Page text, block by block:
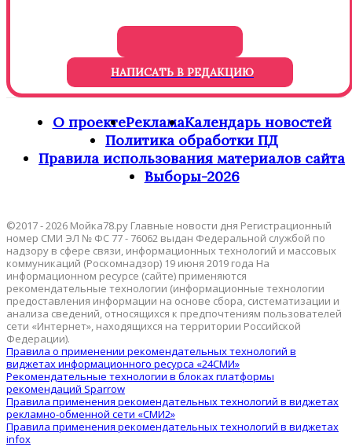
НАПИСАТЬ В РЕДАКЦИЮ
О проектеРекламаКалендарь новостей
Политика обработки ПД
Правила использования материалов сайта
Выборы-2026
©2017 - 2026 Мойка78.ру Главные новости дня Регистрационный
номер СМИ ЭЛ № ФС 77 - 76062 выдан Федеральной службой по
надзору в сфере связи, информационных технологий и массовых
коммуникаций (Роскомнадзор) 19 июня 2019 года На
информационном ресурсе (сайте) применяются
рекомендательные технологии (информационные технологии
предоставления информации на основе сбора, систематизации и
анализа сведений, относящихся к предпочтениям пользователей
сети «Интернет», находящихся на территории Российской
Федерации).
Правила о применении рекомендательных технологий в
виджетах информационного ресурса «24СМИ»
Рекомендательные технологии в блоках платформы
рекомендаций Sparrow
Правила применения рекомендательных технологий в виджетах
рекламно-обменной сети «СМИ2»
Правила применения рекомендательных технологий в виджетах
infox